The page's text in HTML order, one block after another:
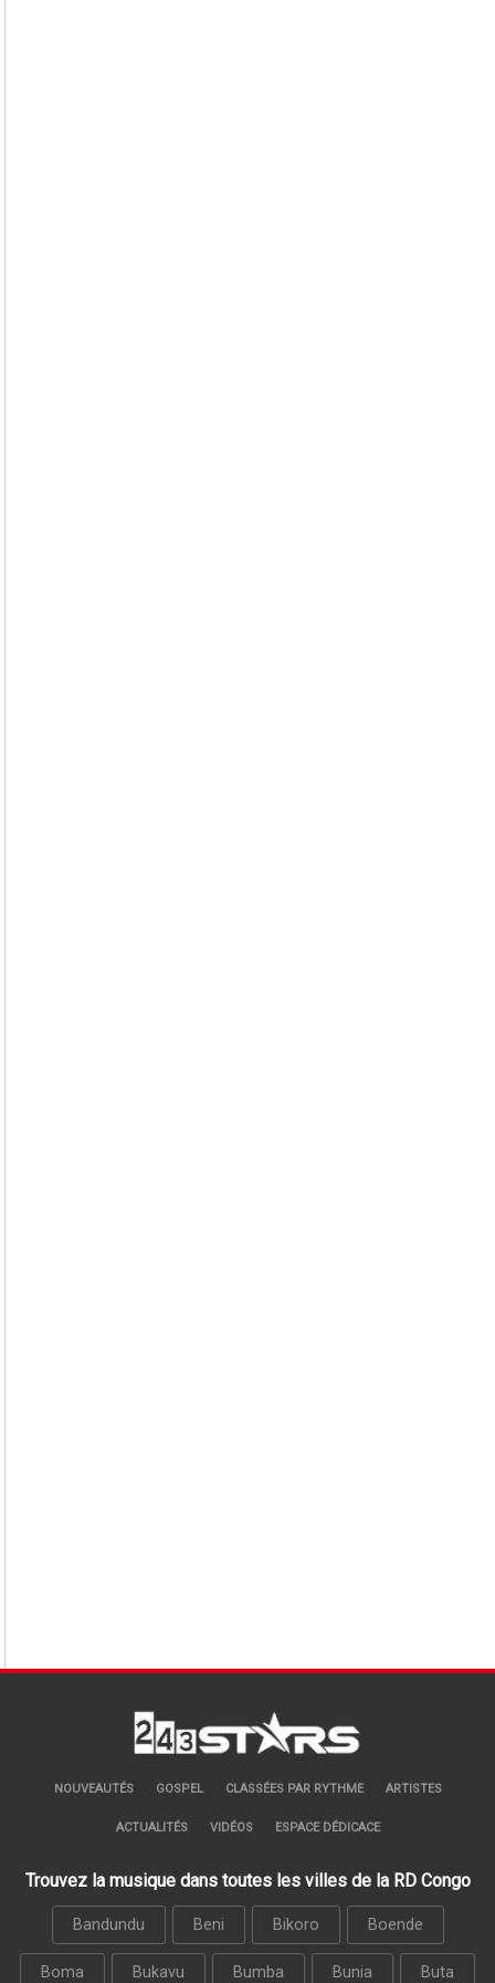
NOUVEAUTÉS GOSPEL CLASSÉES PAR RYTHME ARTISTES
ACTUALITÉS VIDÉOS ESPACE DÉDICACE
Trouvez la musique dans toutes les villes de la RD Congo
Bandundu Beni Bikoro Boende
Boma Bukavu Bumba Bunia Buta